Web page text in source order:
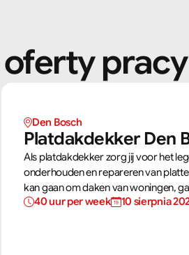
pracy
Den Bosch
Platdakdekker Den
Als platdakdekker zorg jij voor het
onderhouden en repareren van
kan gaan om daken van woningen,
bedrijfspanden. Jij zorgt ervoor dat
40 uur per week 10 sierpnia